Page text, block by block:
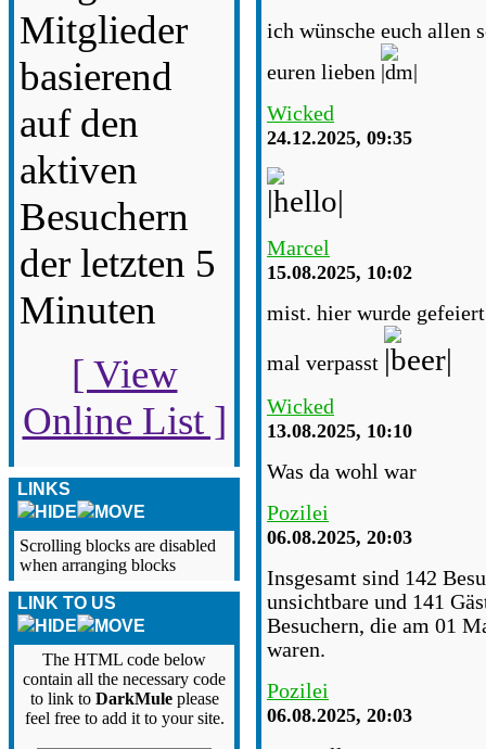
Mitglieder
basierend
auf den
aktiven
Besuchern
der letzten 5
Minuten
[ View
Online List ]
LINKS
Scrolling blocks are disabled
when arranging blocks
LINK TO US
The HTML code below
contain all the necessary code
to link to DarkMuleplease
feel free to add it to your site.
ich wünsche euch allen
euren lieben
Wicked
24.12.2025, 09:35
Marcel
15.08.2025, 10:02
mist. hier wurde
mal verpasst
Wicked
13.08.2025, 10:10
Was da wohl war
Pozilei
06.08.2025, 20:03
Insgesamt sind 142
unsichtbare und 141
Besuchern, die am 01
waren.
Pozilei
06.08.2025, 20:03